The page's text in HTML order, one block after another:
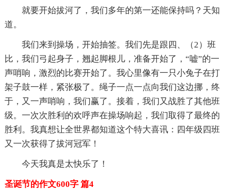
就要开始拔河了，我们多年的第一还能保持吗？天知
道。
我们来到操场，开始抽签。我们先是跟四、（2）班
比，我们弓起身子，翘起脚根儿，准备开始了，“嘘”的一
声哨响，激烈的比赛开始了。我心里像有一只小兔子在打
架子鼓一样，紧张极了。绳子一点一点向我们这边挪，终
于，又一声哨响，我们赢了。接着，我们又战胜了其他班
级。一次次胜利的欢呼声在操场响起，我们取得了最终的
胜利。我真想让全世界都知道这个特大喜讯：四年级四班
又一次获得了拔河冠军！
今天我真是太快乐了！
圣诞节的作文600字 篇4